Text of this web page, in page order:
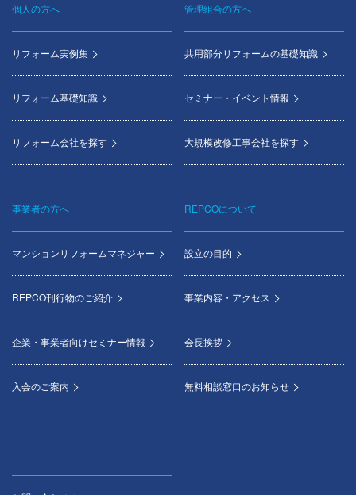
Footer
menu
個人の方へ
リフォーム実例集
リフォーム基礎知識
リフォーム会社を探す
管理組合の方へ
共用部分リフォームの基礎知識
セミナー・イベント情報
大規模改修工事会社を探す
事業者の方へ
マンションリフォームマネジャー
REPCO刊行物のご紹介
企業・事業者向けセミナー情報
入会のご案内
REPCOについて
設立の目的
事業内容・アクセス
会長挨拶
無料相談窓口のお知らせ